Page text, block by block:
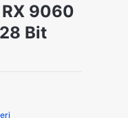
9060
Bit